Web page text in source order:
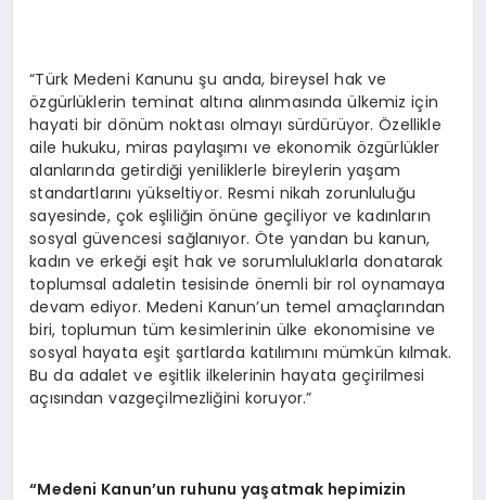
“Türk Medeni Kanunu şu anda, bireysel hak ve
özgürlüklerin teminat altına alınmasında ülkemiz için
hayati bir dönüm noktası olmayı sürdürüyor. Özellikle
aile hukuku, miras paylaşımı ve ekonomik özgürlükler
alanlarında getirdiği yeniliklerle bireylerin yaşam
standartlarını yükseltiyor. Resmi nikah zorunluluğu
sayesinde, çok eşliliğin önüne geçiliyor ve kadınların
sosyal güvencesi sağlanıyor. Öte yandan bu kanun,
kadın ve erkeği eşit hak ve sorumluluklarla donatarak
toplumsal adaletin tesisinde önemli bir rol oynamaya
devam ediyor. Medeni Kanun’un temel amaçlarından
biri, toplumun tüm kesimlerinin ülke ekonomisine ve
sosyal hayata eşit şartlarda katılımını mümkün kılmak.
Bu da adalet ve eşitlik ilkelerinin hayata geçirilmesi
açısından vazgeçilmezliğini koruyor.”
“Medeni Kanun’un ruhunu yaşatmak hepimizin